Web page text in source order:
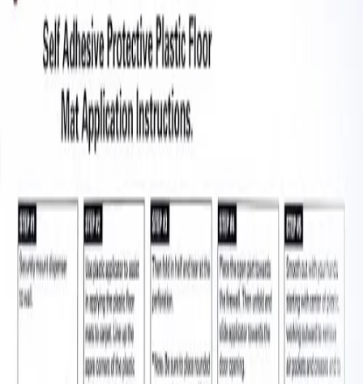
Уточнить наличие
Доставка СДЭК
От 350₽ по России
Оригинал 100%
Сертифицированный товар
Пластиковая доска для фиксации и отрыва, CM-714, Hi-Tech
Технические характеристики
Артикул производителя CM-714
Профессиональная автохимия, оборудование и расходные
материалы для детейлинга.